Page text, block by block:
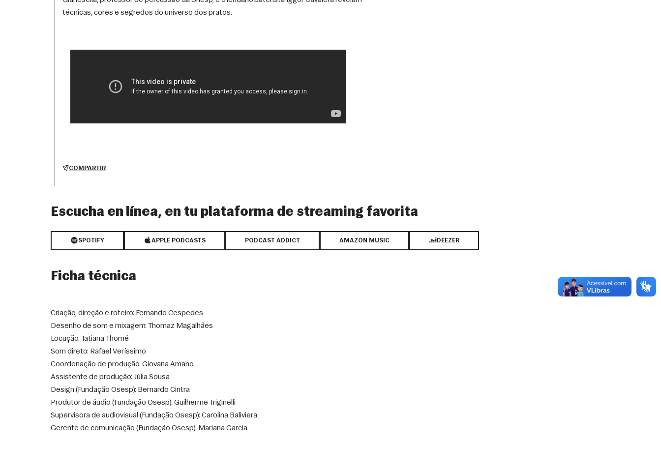
técnicas, cores e segredos do universo dos pratos.
COMPARTIR
Escucha en línea, en tu plataforma de streaming favorita
SPOTIFY APPLE PODCASTS PODCAST ADDICT AMAZON MUSIC DEEZER
Ficha técnica
Criação, direção e roteiro: Fernando Cespedes
Desenho de som e mixagem: Thomaz Magalhães
Locução: Tatiana Thomé
Som direto: Rafael Veríssimo
Coordenação de produção: Giovana Amano
Assistente de produção: Júlia Sousa
Design (Fundação Osesp): Bernardo Cintra
Produtor de áudio (Fundação Osesp): Guilherme Triginelli
Supervisora de audiovisual (Fundação Osesp): Carolina Baliviera
Gerente de comunicação (Fundação Osesp): Mariana Garcia